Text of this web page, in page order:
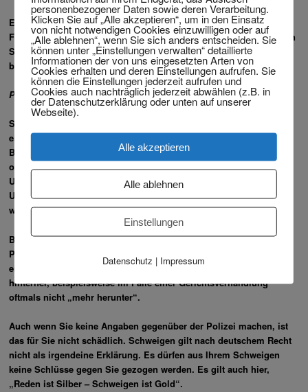
Erstellen Sie einen Unfallbericht, falls Sie ein entsprechendes
Formular bei sich haben. Auch hier gestehen Sie bitte, selbst wenn
Sie sich für schuldig halten, niemals Ihre Schuld ein. Ansonsten
besteht die Gefahr, dass Sie Ihren Versicherungsschutz verlieren.
Polizei
Sie sollten immer die Polizei rufen. Sie können gar nicht
einschätzen, ob es sich nur um einen „kleinen Schaden“ (eine
Bagatelle) handelt oder nicht. Auch und gerade bei Verletzten,
offensichtlich hohem Sachschaden, wenn Sie sich mit dem
Unfallgegner über die Schuldfrage streiten oder wenn der
Unfallgegner geflohen ist, sollte insbesondere die Polizei gerufen
werden.
Bitte machen Sie gegenüber der Polizei immer nur Angaben zur
Person und zum Fahrzeug und nicht zum Sachverhalt. Wenn Sie
einmal etwas zu Ihrem Nachteil gesagt haben, kommen Sie davon
hinterher, beispielsweise im Falle einer Gerichtsverhandlung
oftmals nicht „mehr herunter“.
Auch wenn Sie keine Angaben gegenüber der Polizei machen, ist
das für Sie nicht schädlich. Schweigen gilt nach deutschem Recht
nicht als irgendeine Erklärung. Es dürfen aus Ihrem Schweigen
keine Schlüsse gegen Sie gezogen werden. Es gilt auch hier,
„Reden ist Silber – Schweigen ist Gold“.
personenbezogener Daten sowie deren Verarbeitung.
Klicken Sie auf „Alle akzeptieren“, um in den Einsatz
von nicht notwendigen Cookies einzuwilligen oder auf
„Alle ablehnen“, wenn Sie sich anders entscheiden. Sie
können unter „Einstellungen verwalten“ detaillierte
Informationen der von uns eingesetzten Arten von
Cookies erhalten und deren Einstellungen aufrufen. Sie
können die Einstellungen jederzeit aufrufen und
Cookies auch nachträglich jederzeit abwählen (z.B. in
der Datenschutzerklärung oder unten auf unserer
Webseite).
Alle akzeptieren
Alle ablehnen
Einstellungen
Datenschutz | Impressum